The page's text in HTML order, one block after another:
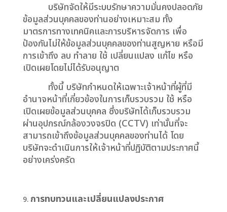
บริษัทจัดให้มีระบบรักษาความมั่นคงปลอดภัย
ข้อมูลส่วนบุคคลของท่านอย่างเหมาะสม ทั้ง
มาตรการทางเทคนิคและการบริหารจัดการ เพื่อ
ป้องกันไม่ให้ข้อมูลส่วนบุคคลของท่านสูญหาย หรือมี
การเข้าถึง ลบ ทำลาย ใช้ เปลี่ยนแปลง แก้ไข หรือ
เปิดเผยโดยไม่ได้รับอนุญาต
ทั้งนี้ บริษัทกำหนดให้เฉพาะเจ้าหน้าที่ผู้ที่มี
อำนาจหน้าที่เกี่ยวข้องในการเก็บรวบรวม ใช้ หรือ
เปิดเผยข้อมูลส่วนบุคคล ซึ่งบริษัทได้เก็บรวบรวม
ผ่านอุปกรณ์กล้องวงจรปิด (CCTV) เท่านั้นที่จะ
สามารถเข้าถึงข้อมูลส่วนบุคคลของท่านได้ โดย
บริษัทจะดำเนินการให้เจ้าหน้าที่ปฏิบัติตามประกาศนี้
อย่างเคร่งครัด
การทบทวนและเปลี่ยนแปลงประกาศ